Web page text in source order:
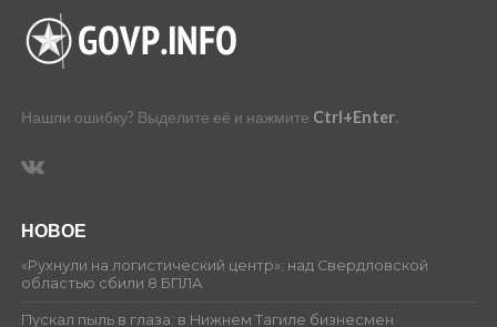
Нашли ошибку? Выделите её и нажмите Ctrl+Enter.
НОВОЕ
«Рухнули на логистический центр»: над Свердловской
областью сбили 8 БПЛА
Пускал пыль в глаза: в Нижнем Тагиле бизнесмен